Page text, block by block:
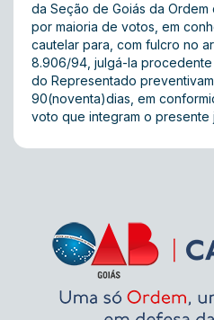
da Seção de Goiás da Ordem
por maioria de votos, em
cautelar para, com fulcro no
8.906/94, julgá-la
do Representado
90(noventa)dias, em
voto que integram o presente